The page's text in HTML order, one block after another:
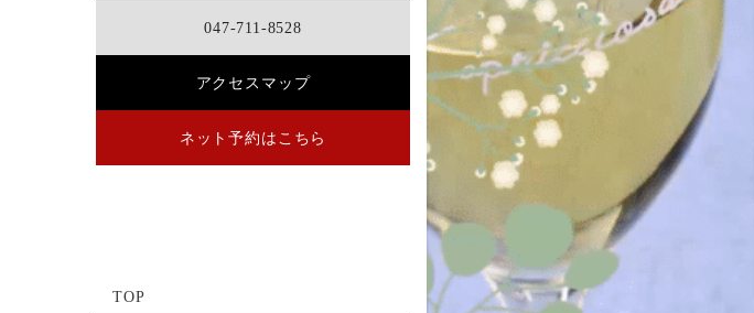
047-711-8528
アクセスマップ
ネット予約はこちら
TOP